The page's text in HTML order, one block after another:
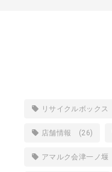
リサイクルボック
店舗情報 (26)
アマルク会津一ノ